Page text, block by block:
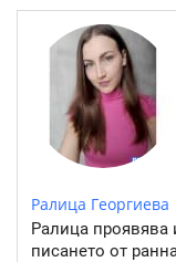
Ралица Георгиева
Ралица проявява
писането от